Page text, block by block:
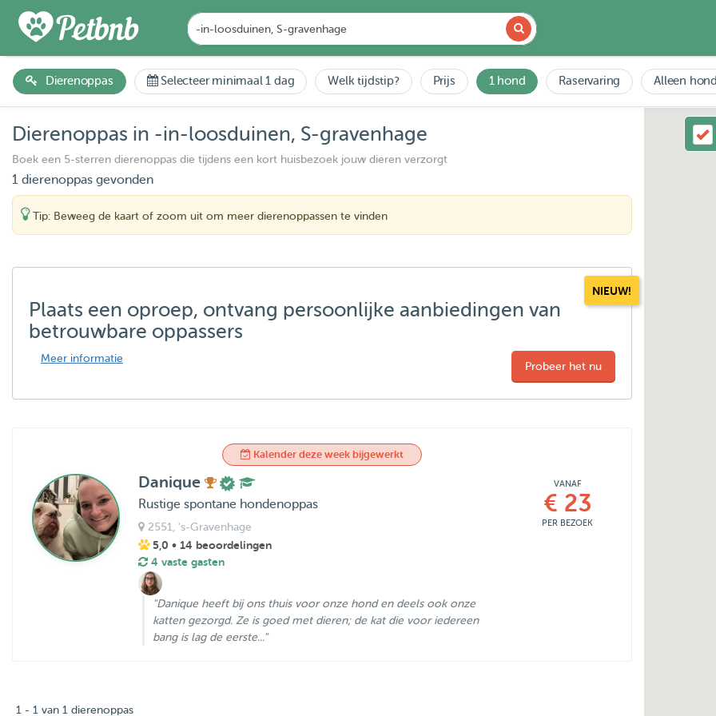
Dierenoppas Selecteer minimaal 1 dag Welk tijdstip? Prijs 1 hond Raservaring Alleen
Dierenoppas in -in-loosduinen, S-gravenhage
Boek een 5-sterren dierenoppas die tijdens een kort huisbezoek jouw dieren verzorgt
1 dierenoppas gevonden
Tip: Beweeg de kaart of zoom uit om meer dierenoppassen te vinden
NIEUW!
Plaats een oproep, ontvang persoonlijke aanbiedingen van
betrouwbare oppassers
Meer informatie
Probeer het nu
Kalender deze week bijgewerkt
Danique
Rustige spontane hondenoppas
2551 , 's-Gravenhage
5,0 • 14 beoordelingen
4 vaste gasten
"Danique heeft bij ons thuis voor onze hond en deels ook onze
katten gezorgd. Ze is goed met dieren; de kat die voor iedereen
bang is lag de eerste..."
VANAF
€ 23
PER BEZOEK
1 - 1 van 1 dierenoppas